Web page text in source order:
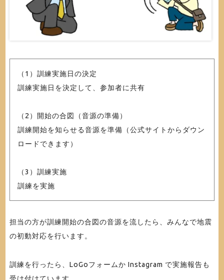
（1）訓練実施日の決定
訓練実施日を決定して、参加者に共有
（2）開始の合図（音源の準備）
訓練開始を知らせる音源を準備（公式サイトからダウン
ロードできます）
（3）訓練実施
訓練を実施
担当の方が訓練開始の合図の音源を流したら、みんなで地震
の初動対応を行います。
訓練を行ったら、LoGoフォームか Instagram で実施報告も
受け付けています。